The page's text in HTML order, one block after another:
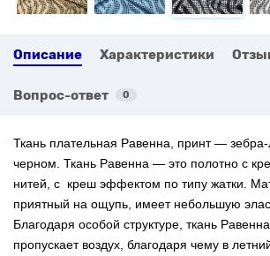
Описание Характеристики
Вопрос-ответ 0
Ткань плательная Равенна, принт — зебра-
черном. Ткань Равенна — это полотно с
нитей, с креш эффектом по типу жатки.
приятный на ощупь, имеет небольшую
Благодаря особой структуре, ткань
пропускает воздух, благодаря чему в